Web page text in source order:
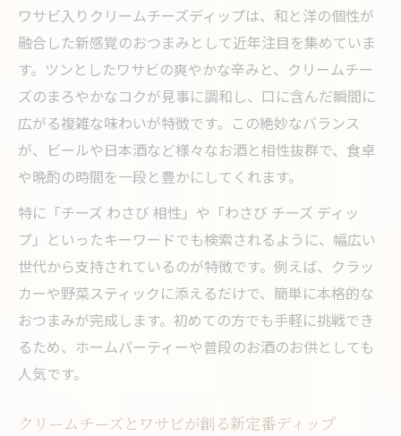
ワサビ入りクリームチーズディップは、和と洋の個性が
融合した新感覚のおつまみとして近年注目を集めていま
す。ツンとしたワサビの爽やかな辛みと、クリームチー
ズのまろやかなコクが見事に調和し、口に含んだ瞬間に
広がる複雑な味わいが特徴です。この絶妙なバランス
が、ビールや日本酒など様々なお酒と相性抜群で、食卓
や晩酌の時間を一段と豊かにしてくれます。
特に「チーズ わさび 相性」や「わさび チーズ ディッ
プ」といったキーワードでも検索されるように、幅広い
世代から支持されているのが特徴です。例えば、クラッ
カーや野菜スティックに添えるだけで、簡単に本格的な
おつまみが完成します。初めての方でも手軽に挑戦でき
るため、ホームパーティーや普段のお酒のお供としても
人気です。
クリームチーズとワサビが創る新定番ディップ